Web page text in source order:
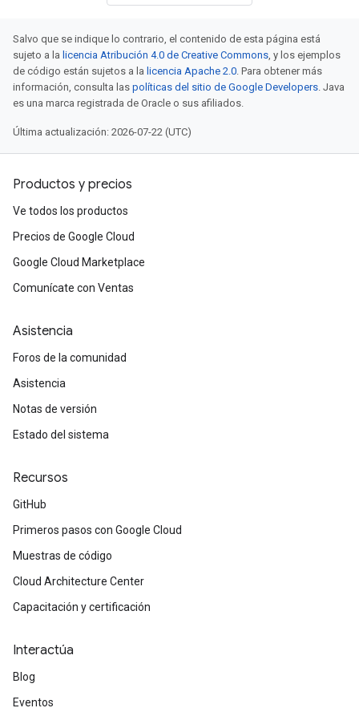
Salvo que se indique lo contrario, el contenido de esta página está
sujeto a la licencia Atribución 4.0 de Creative Commons, y los ejemplos
de código están sujetos a la licencia Apache 2.0. Para obtener más
información, consulta las políticas del sitio de Google Developers. Java
es una marca registrada de Oracle o sus afiliados.
Última actualización: 2026-07-22 (UTC)
Productos y precios
Ve todos los productos
Precios de Google Cloud
Google Cloud Marketplace
Comunícate con Ventas
Asistencia
Foros de la comunidad
Asistencia
Notas de versión
Estado del sistema
Recursos
GitHub
Primeros pasos con Google Cloud
Muestras de código
Cloud Architecture Center
Capacitación y certificación
Interactúa
Blog
Eventos